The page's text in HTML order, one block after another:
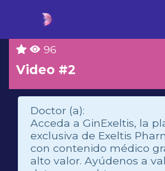
96
Video #2
Doctor (a):
Acceda a GinExeltis, la
exclusiva de Exeltis
con contenido médico
alto valor. Ayúdenos a